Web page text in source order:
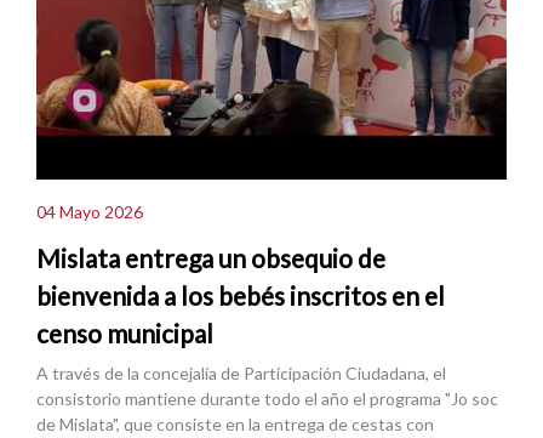
04 Mayo 2026
Mislata entrega un obsequio de
bienvenida a los bebés inscritos en el
censo municipal
A través de la concejalía de Participación Ciudadana, el
consistorio mantiene durante todo el año el programa "Jo soc
de Mislata", que consiste en la entrega de cestas con